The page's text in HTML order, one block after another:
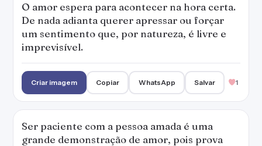
O amor espera para acontecer na hora certa.
De nada adianta querer apressar ou forçar
um sentimento que, por natureza, é livre e
imprevisível.
Criar imagem Copiar WhatsApp Salvar 1
Ser paciente com a pessoa amada é uma
grande demonstração de amor, pois prova